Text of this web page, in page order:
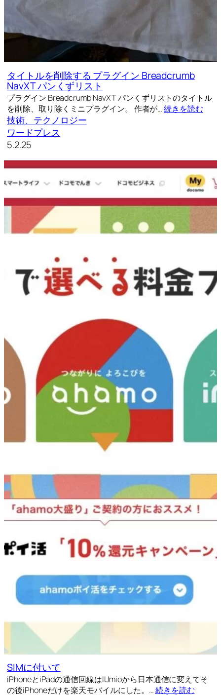
タイトルを削除する プラグイン Breadcrumb
NavXT パンくずリスト
プラグイン Breadcrumb NavXT パンくずリストのタイトル
を削除、取り除くミニプラグイン。 作者が…続きを読む
技術、テクノロジー
ワードプレス
5.2.25
SIMに付いて
iPhoneとiPadの通信回線はIIJmioから日本通信に変えてそ
の後iPhoneだけを楽天モバイルにした。…続きを読む